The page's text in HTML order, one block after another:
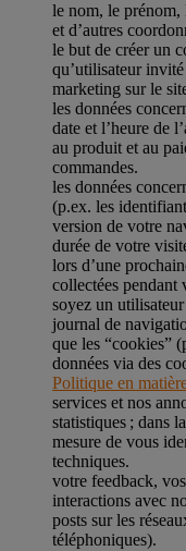
le nom, le prénom,
et d’autres
le but de créer un
qu’utilisateur
marketing sur le
les données
date et l’heure de
au produit et au
commandes.
les données
(p.ex. les
version de votre
durée de votre
lors d’une
collectées pendant
soyez un
journal de
que les “cookies”
données via des
Politique en
services et nos
statistiques ; dans
mesure de vous
techniques.
votre feedback,
interactions avec
posts sur les
téléphoniques).